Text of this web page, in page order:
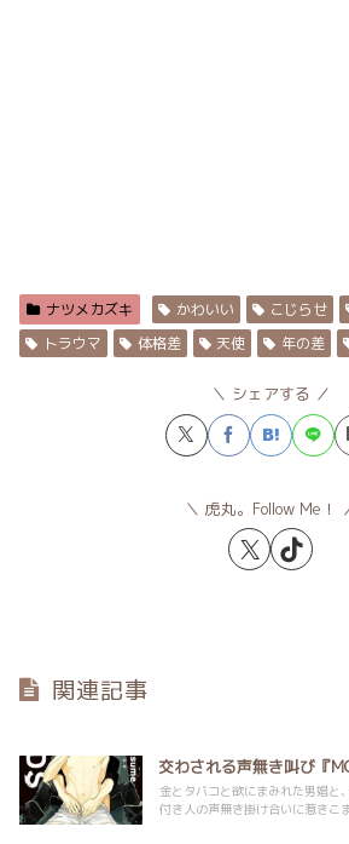
ナツメカズキ かわいい こじらせ
トラウマ
体格差 天使 年の差
シェアする
虎丸。Follow Me！
関連記事
交わされる声無き叫び『
金とタバコと欲にまみれた男娼と
付き人の声無き掛け合いに惹きこ